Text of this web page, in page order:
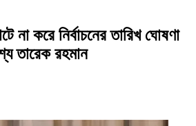
না করে নির্বাচনের তারিখ ঘোষণা
তারেক রহমান